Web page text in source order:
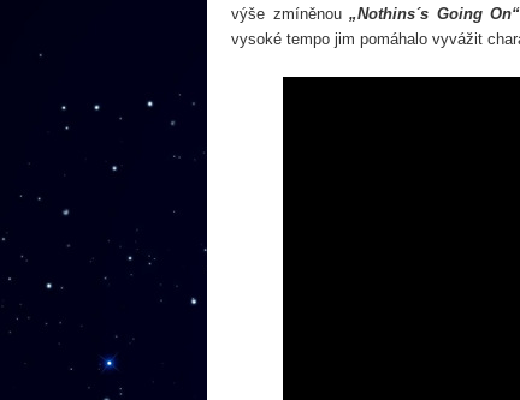
výše zmíněnou „Nothins´s Going On“
vysoké tempo jim pomáhalo vyvážit